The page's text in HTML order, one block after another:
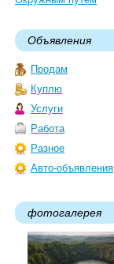
Объявления
Продам
Куплю
Услуги
Работа
Разное
Авто-объявления
фотогалерея